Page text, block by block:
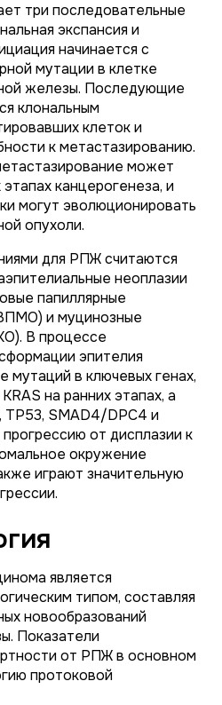
три последовательные
экспансия и
начинается с
мутации в клетке
железы. Последующие
клональным
клеток и
к метастазированию.
может
канцерогенеза, и
могут эволюционировать
опухоли.
для РПЖ считаются
неоплазии
папиллярные
и муцинозные
В процессе
эпителия
мутаций в ключевых генах,
на ранних этапах, а
TP53, SMAD4/DPC4 и
от дисплазии к
окружение
играют значительную
является
типом, составляя
новообразований
Показатели
от РПЖ в основном
протоковой